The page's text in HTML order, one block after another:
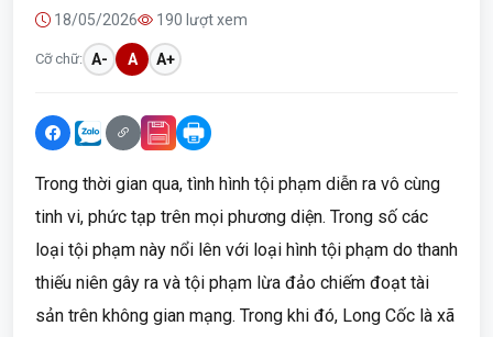
18/05/2026 190 lượt xem
Cỡ chữ: A- A A+
Trong thời gian qua, tình hình tội phạm diễn ra vô cùng
tinh vi, phức tạp trên mọi phương diện. Trong số các
loại tội phạm này nổi lên với loại hình tội phạm do thanh
thiếu niên gây ra và tội phạm lừa đảo chiếm đoạt tài
sản trên không gian mạng. Trong khi đó, Long Cốc là xã